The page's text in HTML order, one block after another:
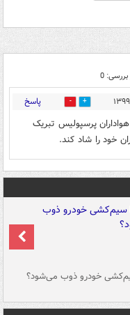
بررسی: 0
5 پاسخ
پرسپولیس تبریک
خود را شاد کند.
خودرو ذوب می‌شود؟